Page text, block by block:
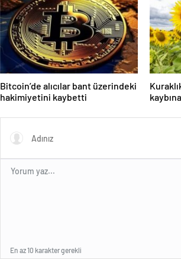
Bitcoin’de alıcılar bant üzerindeki
hakimiyetini kaybetti
En az 10 karakter gerekli